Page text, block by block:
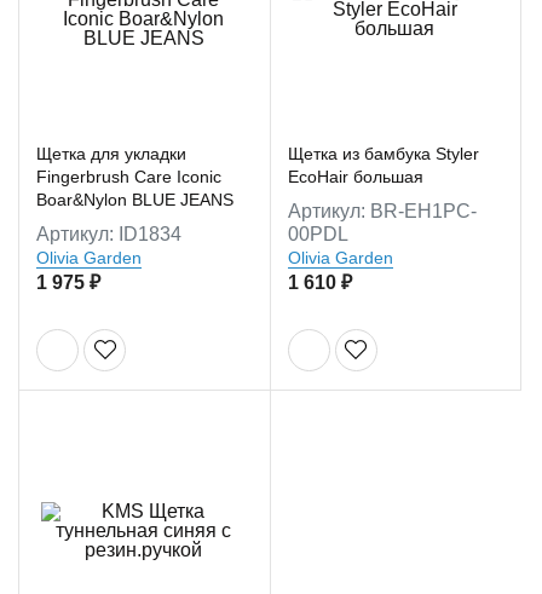
Щетка для укладки
Fingerbrush Care Iconic
Boar&Nylon BLUE JEANS
Артикул: ID1834
Olivia Garden
1 975 ₽
Щетка из бамбука Styler
EcoHair большая
Артикул: BR-EH1PC-
00PDL
Olivia Garden
1 610 ₽